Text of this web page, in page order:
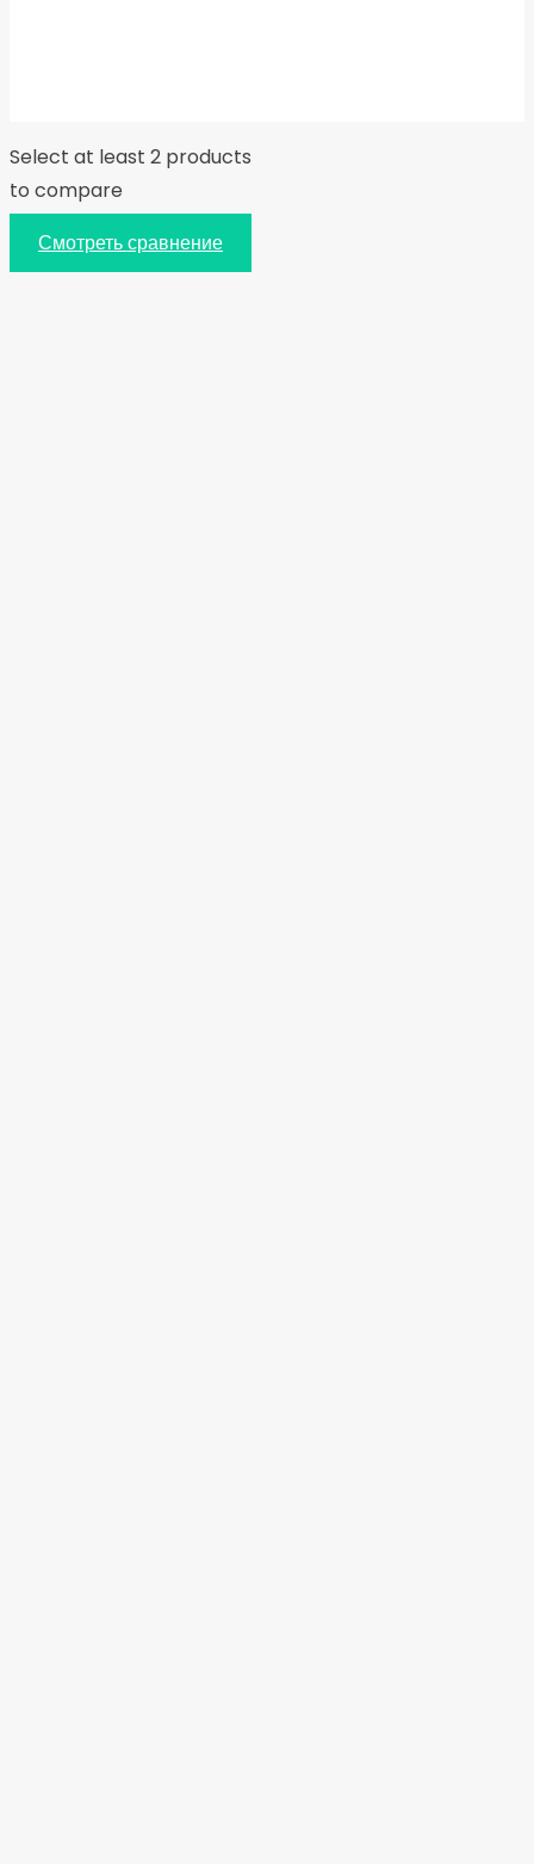
Select at least 2 products
to compare
Смотреть сравнение